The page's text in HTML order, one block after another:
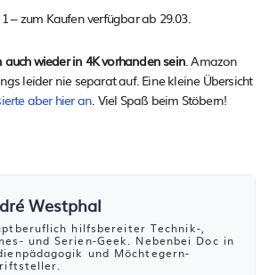
– zum Kaufen verfügbar ab 29.03.
wieder in 4K vorhanden sein. Amazon
leider nie separat auf. Eine kleine Übersicht
aber hier an. Viel Spaß beim Stöbern!
Westphal
hilfsbereiter Technik-,
und Serien-Geek. Nebenbei Doc in
und Möchtegern-